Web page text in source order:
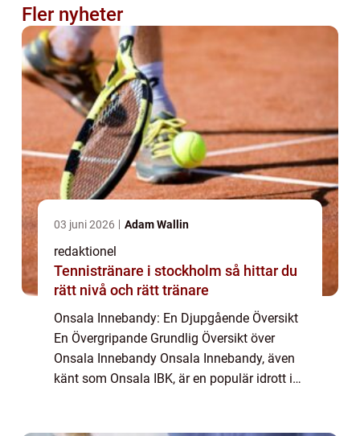
Fler nyheter
03 juni 2026 Adam Wallin
redaktionel
Tennistränare i stockholm så hittar du
rätt nivå och rätt tränare
Onsala Innebandy: En Djupgående Översikt
En Övergripande Grundlig Översikt över
Onsala Innebandy Onsala Innebandy, även
känt som Onsala IBK, är en populär idrott i